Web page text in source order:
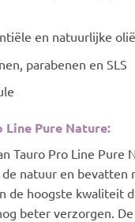
en natuurlijke
parabenen en SLS
Line Pure Nature:
Tauro Pro Line Pure
natuur en bevatten
de hoogste kwaliteit
beter verzorgen.